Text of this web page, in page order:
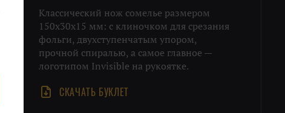
Классический нож сомелье размером
150х30х15 мм: с клиночком для срезания
фольги, двухступенчатым упором,
прочной спиралью, а самое главное —
логотипом Invisible на рукоятке.
СКАЧАТЬ БУКЛЕТ